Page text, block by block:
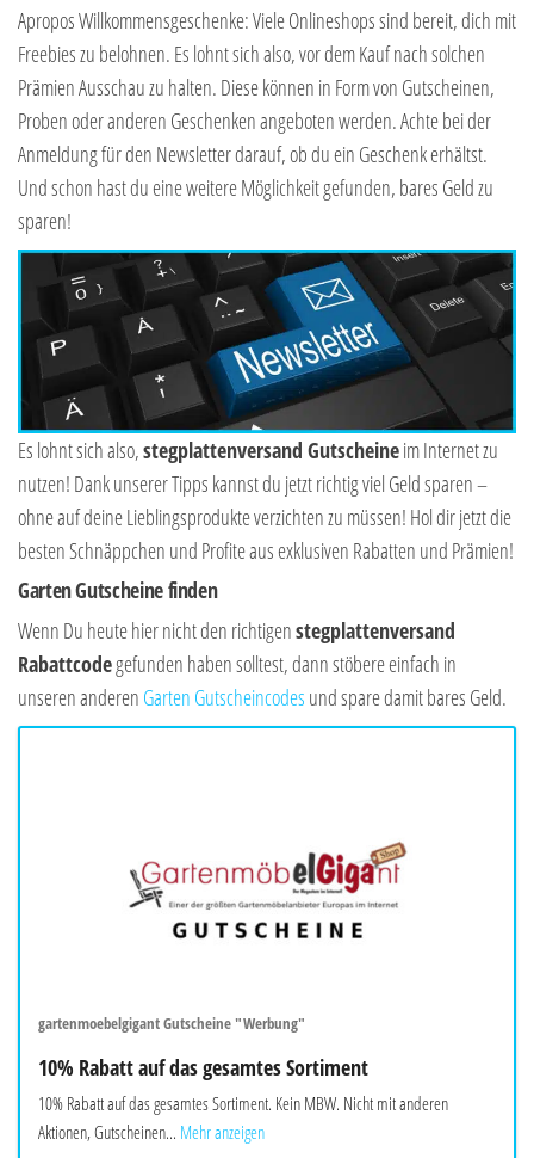
Apropos Willkommensgeschenke: Viele Onlineshops sind bereit, dich mit
Freebies zu belohnen. Es lohnt sich also, vor dem Kauf nach solchen
Prämien Ausschau zu halten. Diese können in Form von Gutscheinen,
Proben oder anderen Geschenken angeboten werden. Achte bei der
Anmeldung für den Newsletter darauf, ob du ein Geschenk erhältst.
Und schon hast du eine weitere Möglichkeit gefunden, bares Geld zu
sparen!
Es lohnt sich also,stegplattenversand Gutscheineim Internet zu
nutzen! Dank unserer Tipps kannst du jetzt richtig viel Geld sparen –
ohne auf deine Lieblingsprodukte verzichten zu müssen! Hol dir jetzt die
besten Schnäppchen und Profite aus exklusiven Rabatten und Prämien!
Garten Gutscheine finden
Wenn Du heute hier nicht den richtigenstegplattenversand
Rabattcodegefunden haben solltest, dann stöbere einfach in
unseren anderen Garten Gutscheincodes und spare damit bares Geld.
gartenmoebelgigant Gutscheine "Werbung"
10% Rabatt auf das gesamtes Sortiment
10% Rabatt auf das gesamtes Sortiment. Kein MBW. Nicht mit anderen
Aktionen, Gutscheinen... Mehr anzeigen